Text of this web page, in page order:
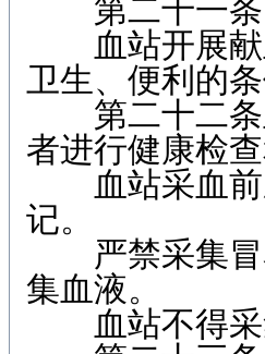
第二十一条
血站开展献
卫生、便利的
第二十二条
者进行健康检
血站采血前
记。
严禁采集冒
集血液。
血站不得采